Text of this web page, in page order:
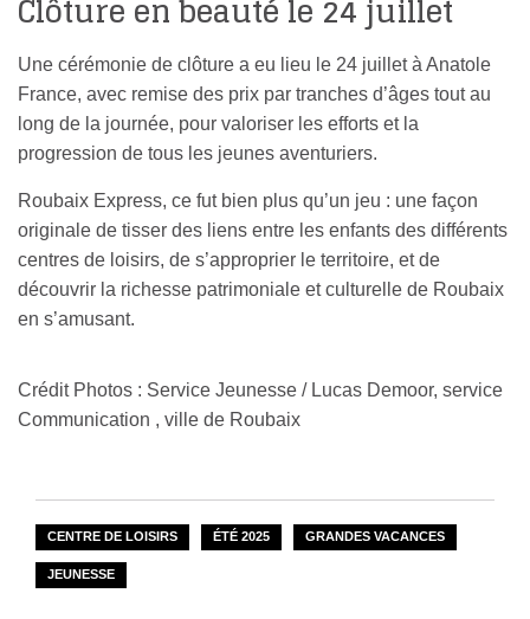
Clôture en beauté le 24 juillet
Une cérémonie de clôture a eu lieu le 24 juillet à Anatole
France, avec remise des prix par tranches d’âges tout au
long de la journée, pour valoriser les efforts et la
Roubaix Express, ce fut bien plus qu’un jeu : une façon
originale de tisser des liens entre les enfants des différents
centres de loisirs, de s’approprier le territoire, et de
découvrir la richesse patrimoniale et culturelle de Roubaix
Crédit Photos : Service Jeunesse / Lucas Demoor, service